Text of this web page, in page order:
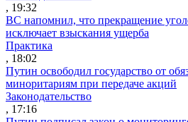
, 19:32
ВС напомнил, что прекращение
исключает взыскания ущерба
Практика
, 18:02
Путин освободил государство от
миноритариям при передаче акций
Законодательство
, 17:16